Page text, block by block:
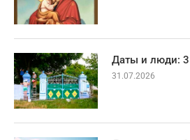
Даты и люди:
31.07.2026